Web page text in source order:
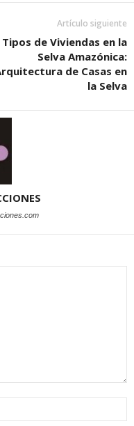
Artículo siguiente
Tipos de Viviendas en la
Selva Amazónica:
de Casas en
la Selva